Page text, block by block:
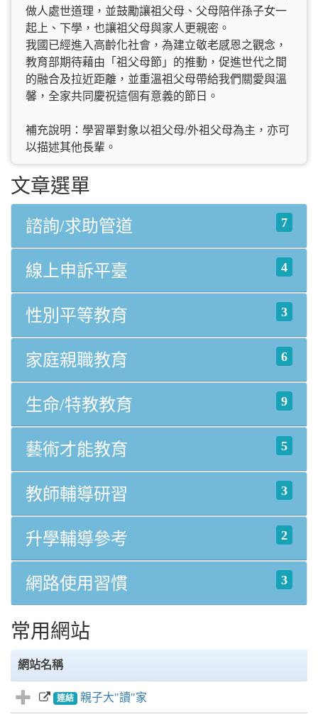
做人處世道理，並鼓勵讓祖父母、父母陪伴孫子女一
起上、下學，也讓祖父母與家人更親密。
我國已經進入高齡化社會，為建立敬老感恩之觀念，
教育部期待藉由「祖父母節」的推動，促進世代之間
的融合及拉近距離，並重溫祖父母帶給我們關愛與溫
馨，全家共同慶祝這個有意義的節日。
補充說明：學習單對象以祖父母/外祖父母為主，亦可
以描述其他長輩。
文章選單
7
諮詢/求助管道
4
線上申訴平臺
3
性別平等教育
6
家庭親職教育
9
生命/特教教育
5
藝術才能教育
3
教師輔導研習
2
升學輔導參考
3
網路使用習慣
常用網站
網站名稱
連結 親子大"讀"家